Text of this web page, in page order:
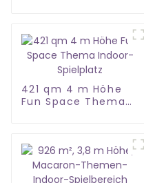
421 qm 4 m Höhe
Fun Space Thema